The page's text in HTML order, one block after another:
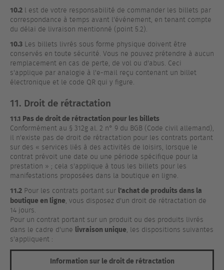
10.2 l est de votre responsabilité de commander les billets par
correspondance à temps avant l'événement, en tenant compte
du délai de livraison mentionné (point 5.2).
10.3 Les billets livrés sous forme physique doivent être
conservés en toute sécurité. Vous ne pouvez prétendre à aucun
remplacement en cas de perte, de vol ou d'abus. Ceci
s'applique par analogie à l'e-mail reçu contenant un billet
électronique et le code QR qui y figure.
11. Droit de rétractation
11.1 Pas de droit de rétractation pour les billets
Conformément au § 312g al. 2 n° 9 du BGB (Code civil allemand),
il n'existe pas de droit de rétractation pour les contrats portant
sur des « services liés à des activités de loisirs, lorsque le
contrat prévoit une date ou une période spécifique pour la
prestation » ; cela s'applique à tous les billets pour les
manifestations proposées dans la boutique en ligne.
11.2 Pour les contrats portant sur l'achat de produits dans la
boutique en ligne, vous disposez d'un droit de rétractation de
14 jours.
Pour un contrat portant sur un produit ou des produits livrés
dans le cadre d'une livraison unique, les dispositions suivantes
s'appliquent :
Information sur le droit de rétractation